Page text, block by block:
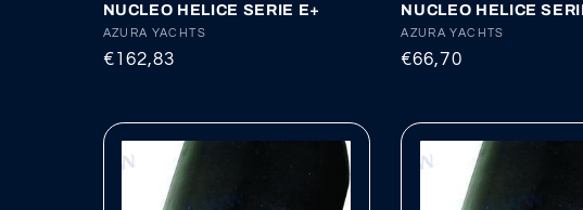
NUCLEO HELICE SERIE E+
Proveedor:
AZURA YACHTS
Precio
€162,83
NUCLEO HELICE
Proveedor:
AZURA YACHTS
Precio
€66,70